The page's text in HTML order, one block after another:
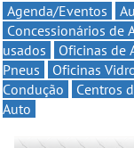
Agenda/Eventos
Concessionários de
usados
Oficinas de
Pneus
Oficinas
Condução
Centros
Auto